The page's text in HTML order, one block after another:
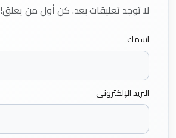
لا توجد تعليقات بعد. كن أول من يعلق!
اسمك
البريد الإلكتروني